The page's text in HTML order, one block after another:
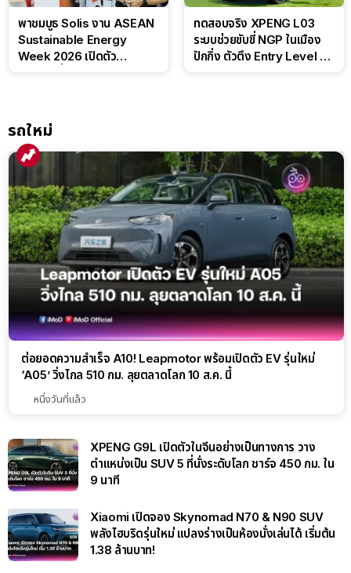
พาชมบูธ Solis งาน ASEAN
Sustainable Energy
Week 2026 เปิดตัว
ทดสอบจริง XPENG L03
ระบบช่วยขับขี่ NGP ในเมือง
ปักกิ่ง ตัวตึง Entry Level ที่
รถใหม่
ต่อยอดความสำเร็จ A10! Leapmotor พร้อมเปิดตัว EV รุ่นใหม่
‘A05’ วิ่งไกล 510 กม. ลุยตลาดโลก 10 ส.ค. นี้
หนึ่งวันที่แล้ว
XPENG G9L เปิดตัวในจีนอย่างเป็นทางการ วาง
ตำแหน่งเป็น SUV 5 ที่นั่งระดับโลก ชาร์จ 450 กม. ใน
9 นาที
Xiaomi เปิดจอง Skynomad N70 & N90 SUV
พลังไฮบริดรุ่นใหม่ แปลงร่างเป็นห้องนั่งเล่นได้ เริ่มต้น
1.38 ล้านบาท!